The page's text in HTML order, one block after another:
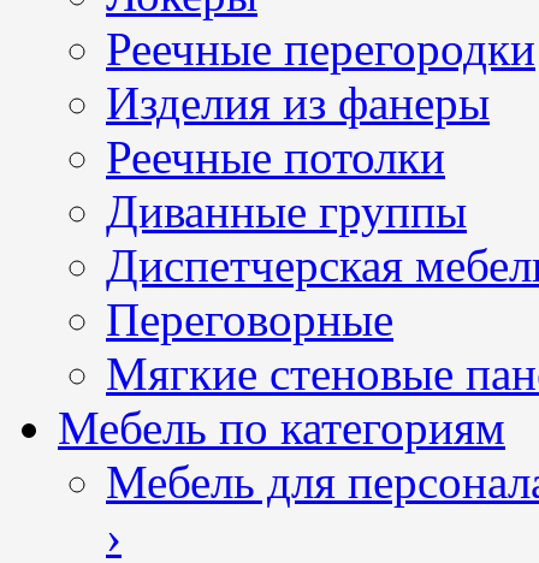
Реечные перегородки
Изделия из фанеры
Реечные потолки
Диванные группы
Диспетчерская
Переговорные
Мягкие стеновые
Мебель по категориям
Мебель для
›